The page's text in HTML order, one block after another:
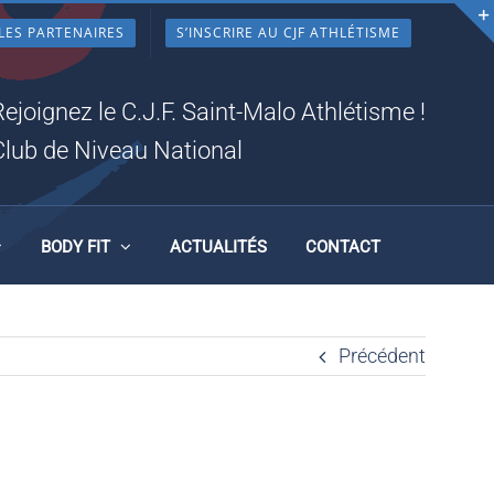
LES PARTENAIRES S’INSCRIRE AU CJF ATHLÉTISME
le C.J.F. Saint-Malo Athlétisme !
de Niveau National
BODY FIT ACTUALITÉS CONTACT
Précédent